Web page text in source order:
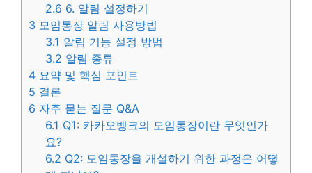
2.6 6. 알림 설정하기
3 모임통장 알림 사용방법
3.1 알림 기능 설정 방법
3.2 알림 종류
4 요약 및 핵심 포인트
5 결론
6 자주 묻는 질문 Q&A
6.1 Q1: 카카오뱅크의 모임통장이란 무엇인가
요?
6.2 Q2: 모임통장을 개설하기 위한 과정은 어떻